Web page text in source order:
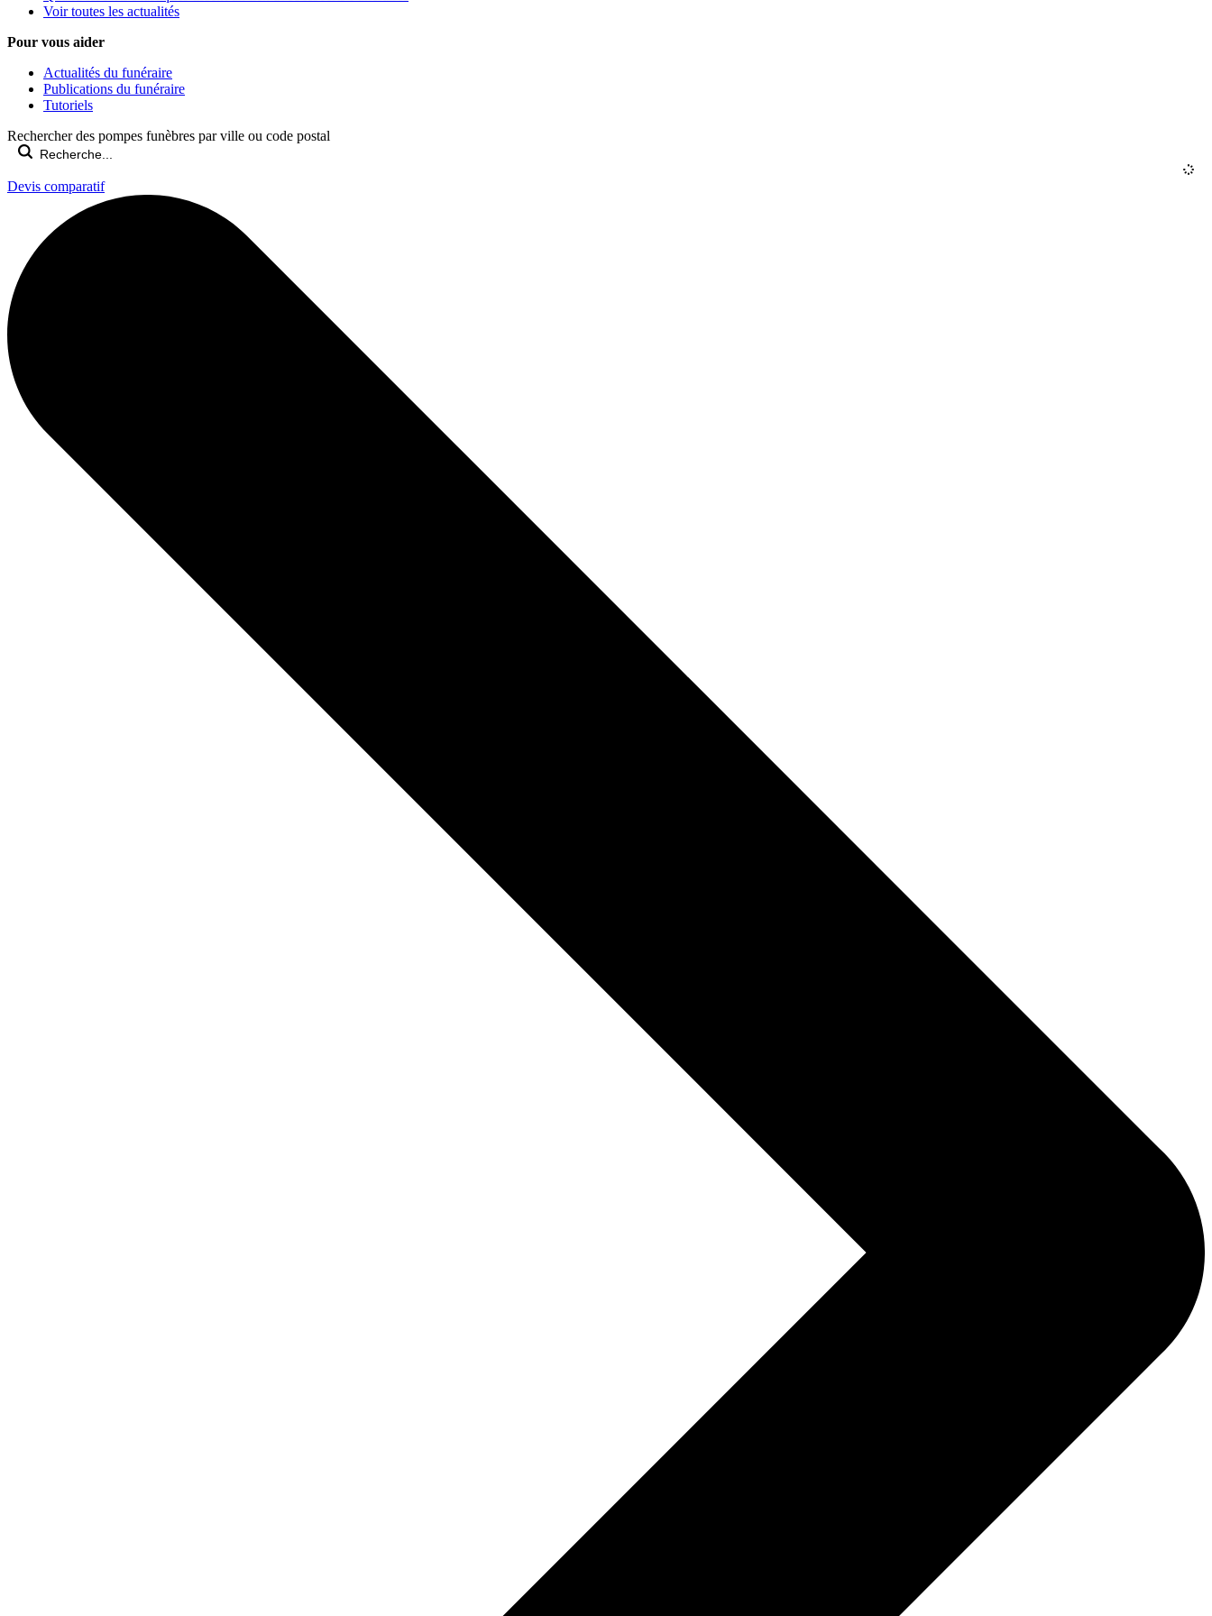
Voir toutes les actualités
Pour vous aider
Actualités du funéraire
Publications du funéraire
Tutoriels
Rechercher des pompes funèbres par ville ou code postal
Devis comparatif